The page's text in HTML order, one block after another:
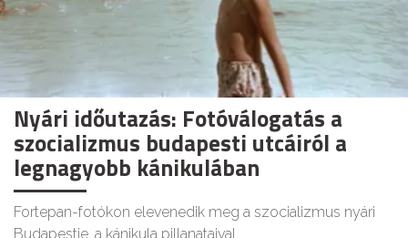
Nyári időutazás: Fotóválogatás a
szocializmus budapesti utcáiról a
legnagyobb kánikulában
Fortepan-fotókon elevenedik meg a szocializmus nyári
Budapestje, a kánikula pillanataival.